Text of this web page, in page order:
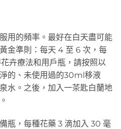
用的頻率。最好在白天盡可能
金準則：每天 4 至 6 次，每
卉療法和用戶瓶，請按照以
的、未使用過的30ml移液
水。之後，加入一茶匙白蘭地
瓶，每種花藥 3 滴加入 30 毫